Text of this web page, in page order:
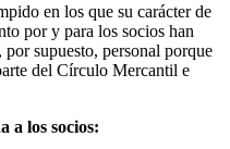
en los que su carácter de
por y para los socios han
supuesto, personal porque
del Círculo Mercantil e
a los socios: